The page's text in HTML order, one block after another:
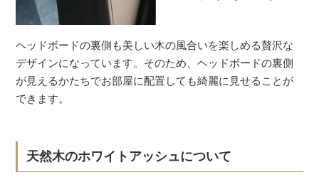
ヘッドボードの裏側も美しい木の風合いを楽しめる贅沢な
デザインになっています。そのため、ヘッドボードの裏側
が見えるかたちでお部屋に配置しても綺麗に見せることが
できます。
天然木のホワイトアッシュについて